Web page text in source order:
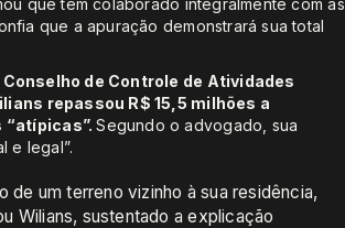
que tem colaborado integralmente com as
que a apuração demonstrará sua total
de Controle de Atividades
repassou R$ 15,5 milhões a
“atípicas”.Segundo o advogado, sua
e legal”.
um terreno vizinho à sua residência,
Wilians, sustentado a explicação